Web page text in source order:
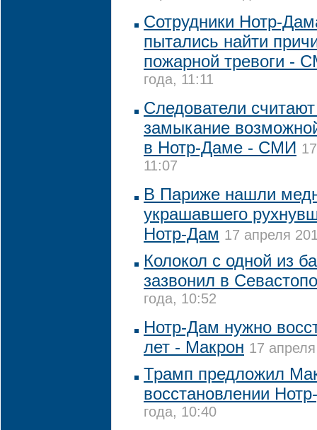
Сотрудники Нотр-
пытались найти
пожарной тревоги -
года, 11:11
Следователи считают
замыкание
в Нотр-Даме - СМИ
11:07
В Париже нашли
украшавшего
Нотр-Дам 17 апреля
Колокол с одной из
зазвонил в
года, 10:52
Нотр-Дам нужно
лет - Макрон 17
Трамп предложил
восстановлении
года, 10:40